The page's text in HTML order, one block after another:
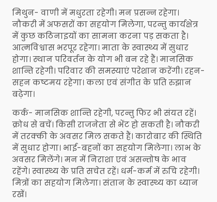
मिथुन- वाणी में मधुरता रहेगी। मन प्रसन्न रहेगा।
नौकरी में अफसरों का सहयोग मिलेगा, परन्तु कार्यक्षेत्र
में कुछ कठिनाइयों का सामना करना पड़ सकता है।
आत्मविश्वास भरपूर रहेगा। माता के स्वास्थ्य में सुधार
होगा। स्थान परिवर्तन के योग भी बन रहे हैं। मानसिक
शान्ति रहेगी। परिवार की समस्याएं परेशान करेंगी। रहन-
सहन कष्टमय रहेगा। कला एवं संगीत के प्रति रुझान
बढ़ेगा।
कर्क- मानसिक शान्ति रहेगी, परन्तु फिर भी संयत रहें।
क्रोध से बचें। किसी राजनेता से भेंट हो सकती है। नौकरी
में तरक्की के अवसर मिल सकते हैं। कारोबार की स्थिति
में सुधार होगा। भाई-बहनों का सहयोग मिलेगा। लाभ के
अवसर मिलेंगे। मन में निराशा एवं असन्तोष के भाव
रहेंगे। स्वास्थ्य के प्रति सचेत रहें। धर्म-कर्म में रुचि रहेगी।
मित्रों का सहयोग मिलेगा। संतान के स्वास्थ्य का ध्यान
रखें।